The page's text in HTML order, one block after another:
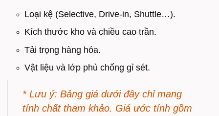
Loại kệ (Selective, Drive-in, Shuttle…).
Kích thước kho và chiều cao trần.
Tải trọng hàng hóa.
Vật liệu và lớp phủ chống gỉ sét.
* Lưu ý: Bảng giá dưới đây chỉ mang
tính chất tham khảo. Giá ước tính gồm